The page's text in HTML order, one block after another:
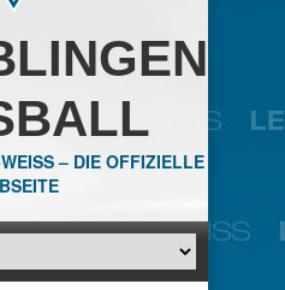
– DIE OFFIZIELLE